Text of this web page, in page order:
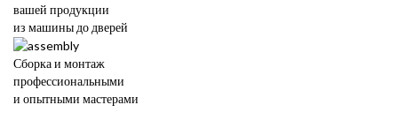
вашей продукции
из машины до дверей
Сборка и монтаж
профессиональными
и опытными мастерами